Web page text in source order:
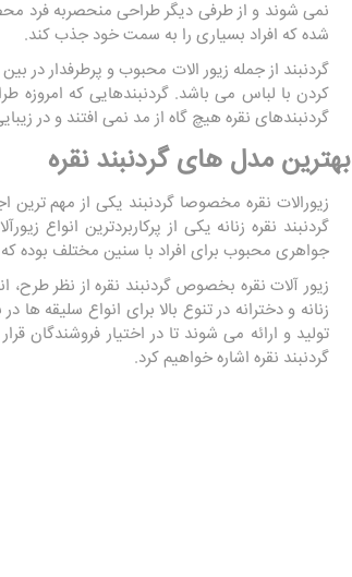
نمی شوند و از طرفی دیگر طراحی منحصربه فرد
شده که افراد بسیاری را به سمت خود جذب کند.
گردنبند از جمله زیور الات محبوب و پرطرفدار در
کردن با لباس می باشد. گردنبندهایی که امروزه
گردنبندهای نقره هیچ گاه از مد نمی افتند و در
بهترین مدل های گردنبند نقره
زیورالات نقره مخصوصا گردنبند یکی از مهم
گردنبند نقره زنانه یکی از پرکاربردترین
جواهری محبوب برای افراد با سنین مختلف بوده
زیور آلات نقره بخصوص گردنبند نقره از نظر
زنانه و دخترانه در تنوع بالا برای انواع سلیقه ها
تولید و ارائه می شوند تا در اختیار فروشندگان
گردنبند نقره اشاره خواهیم کرد.